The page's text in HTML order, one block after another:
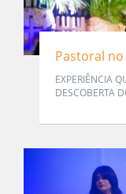
Pastoral no
EXPERIÊNCIA
DESCOBERTA